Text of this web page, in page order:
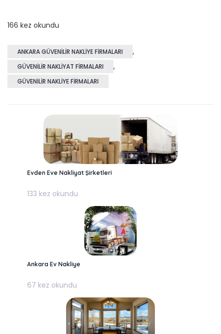
166 kez okundu
ANKARA GÜVENILIR NAKLIYE FIRMALARI ,
GÜVENILIR NAKLIYAT FIRMALARI ,
GÜVENILIR NAKLIYE FIRMALARI
Evden Eve Nakliyat Şirketleri
133 kez okundu
Ankara Ev Nakliye
67 kez okundu